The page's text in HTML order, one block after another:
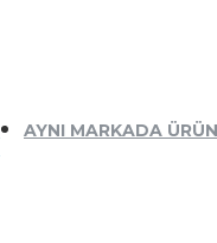
AYNI MARKADA